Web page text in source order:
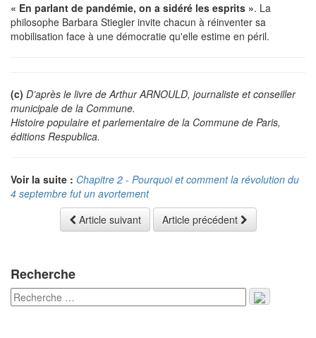
« En parlant de pandémie, on a sidéré les esprits ». La
philosophe Barbara Stiegler invite chacun à réinventer sa
mobilisation face à une démocratie qu'elle estime en péril.
(c) D’après le livre de Arthur ARNOULD, journaliste et conseiller
municipale de la Commune.
Histoire populaire et parlementaire de la Commune de Paris,
éditions Respublica.
Voir la suite : Chapitre 2 - Pourquoi et comment la révolution du
4 septembre fut un avortement
Article suivant
Article précédent
Recherche